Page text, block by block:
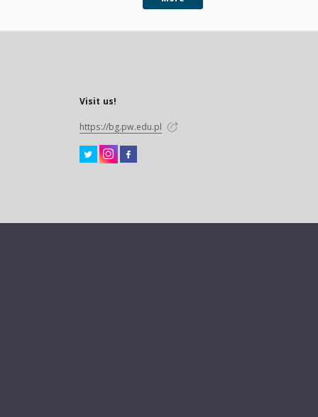
Visit us!
https://bg.pw.edu.pl